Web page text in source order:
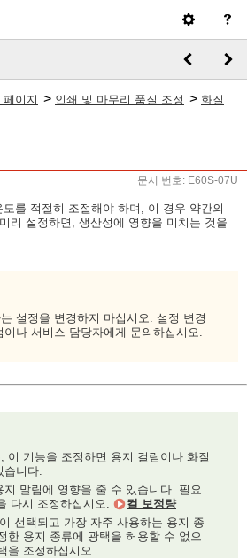
이지 > 인쇄 및 마무리 품질 조정 > 화질
문서 번호: E60S-07U
를 적절히 조절해야 하며, 이 경우 약간의
리 설정하면, 생산성에 영향을 미치는 것을
설정을 변경하지 마십시오. 설정 변경
나 서비스 담당자에게 문의하십시오.
이 기능을 조정하면 용지 걸림이나 화질
습니다.
지 말림에 영향을 줄 수 있습니다. 필요
다시 조정하십시오.
컬 보정량
선택되고 가장 자주 사용하는 용지 종
한 용지 종류에 광택을 허용할 수 없으
을 조정하십시오.